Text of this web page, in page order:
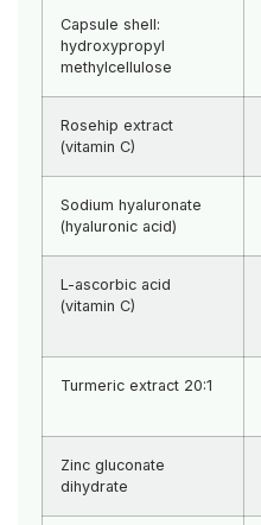
Capsule shell:
hydroxypropyl
methylcellulose
Rosehip extract
(vitamin C)
Sodium hyaluronate
(hyaluronic acid)
L-ascorbic acid
(vitamin C)
Turmeric extract 20:1
Zinc gluconate
dihydrate